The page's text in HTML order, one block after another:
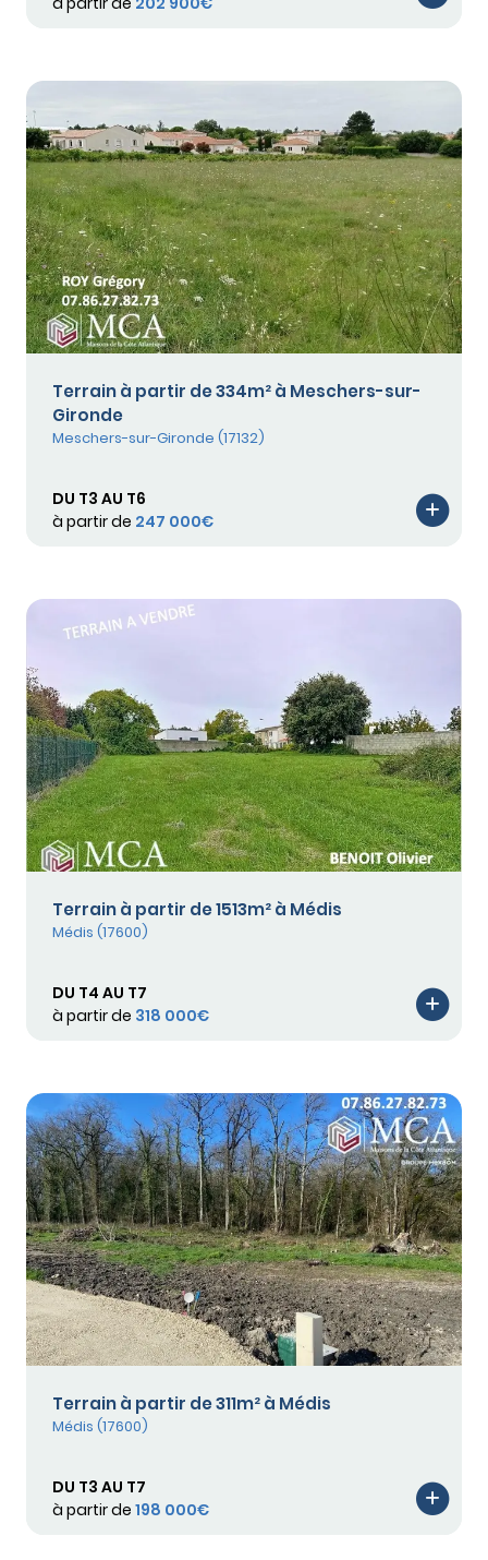
Terrain à partir de 334m² à Meschers-sur-
Gironde
Meschers-sur-Gironde (17132)
DU T3 AU T6
à partir de 247 000€
Terrain à partir de 1513m² à Médis
Médis (17600)
DU T4 AU T7
à partir de 318 000€
Terrain à partir de 311m² à Médis
Médis (17600)
DU T3 AU T7
à partir de 198 000€